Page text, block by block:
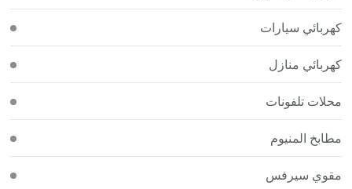
كهربائي سيارات
كهربائي منازل
محلات تلفونات
مطابخ المنيوم
مقوي سيرفس